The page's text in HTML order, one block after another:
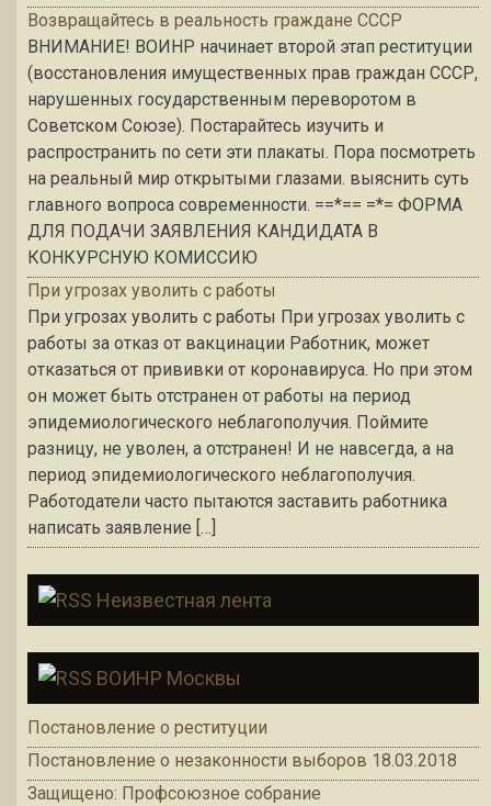
Возвращайтесь в реальность граждане СССР
ВНИМАНИЕ! ВОИНР начинает второй этап реституции
(восстановления имущественных прав граждан СССР,
нарушенных государственным переворотом в
Советском Союзе). Постарайтесь изучить и
распространить по сети эти плакаты. Пора посмотреть
на реальный мир открытыми глазами. выяснить суть
главного вопроса современности. ==*== =*= ФОРМА
ДЛЯ ПОДАЧИ ЗАЯВЛЕНИЯ КАНДИДАТА В
КОНКУРСНУЮ КОМИССИЮ
При угрозах уволить с работы
При угрозах уволить с работы При угрозах уволить с
работы за отказ от вакцинации Работник, может
отказаться от прививки от коронавируса. Но при этом
он может быть отстранен от работы на период
эпидемиологического неблагополучия. Поймите
разницу, не уволен, а отстранен! И не навсегда, а на
период эпидемиологического неблагополучия.
Работодатели часто пытаются заставить работника
написать заявление […]
Неизвестная лента
ВОИНР Москвы
Постановление о реституции
Постановление о незаконности выборов 18.03.2018
Защищено: Профсоюзное собрание